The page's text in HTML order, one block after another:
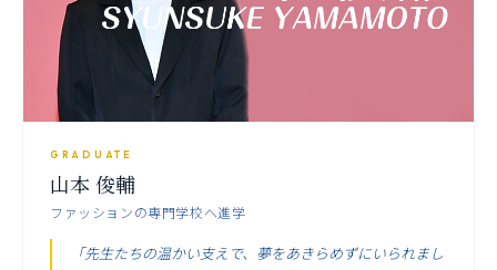
GRADUATE
山本 俊輔
ファッションの専門学校へ進学
「先生たちの温かい支えで、夢をあきらめずにいられまし